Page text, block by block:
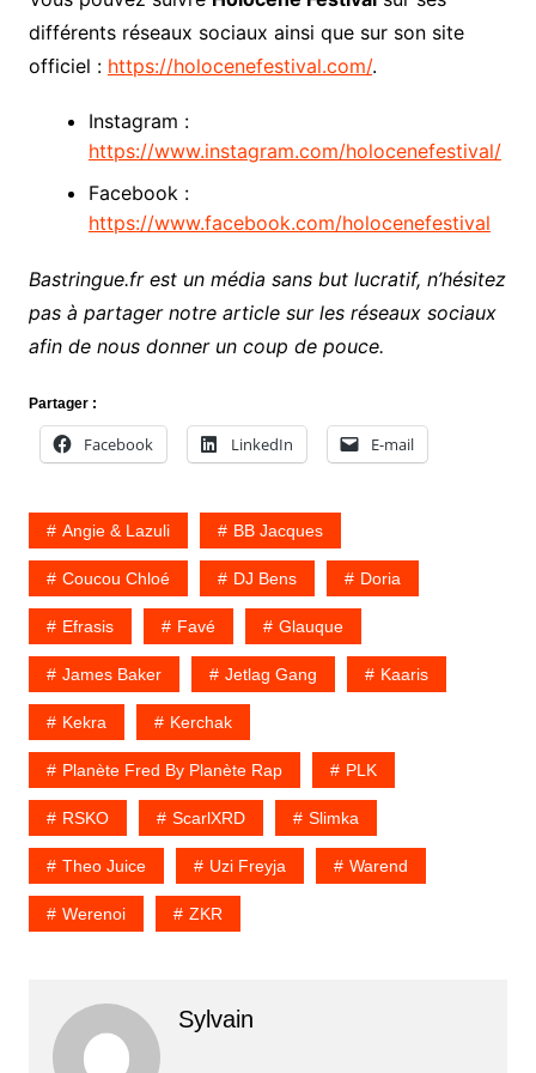
différents réseaux sociaux ainsi que sur son site
officiel : https://holocenefestival.com/.
Instagram :
https://www.instagram.com/holocenefestival/
Facebook :
https://www.facebook.com/holocenefestival
Bastringue.fr est un média sans but lucratif, n’hésitez
pas à partager notre article sur les réseaux sociaux
afin de nous donner un coup de pouce.
Partager :
Facebook LinkedIn E-mail
Angie & Lazuli BB Jacques
Coucou Chloé DJ Bens Doria
Efrasis Favé Glauque
James Baker Jetlag Gang Kaaris
Kekra Kerchak
Planète Fred By Planète Rap PLK
RSKO ScarlXRD Slimka
Theo Juice Uzi Freyja Warend
Werenoi ZKR
Sylvain